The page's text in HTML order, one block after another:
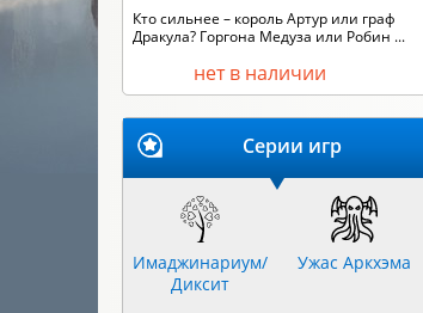
Кто сильнее – король Артур или граф
Дракула? Горгона Медуза или Робин ...
нет в наличии
Серии игр
Имаджинариум/
Диксит
Ужас Аркхэма